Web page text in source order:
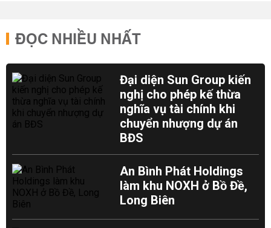
ĐỌC NHIỀU NHẤT
Đại diện Sun Group kiến
nghị cho phép kế thừa
nghĩa vụ tài chính khi
chuyển nhượng dự án
BĐS
An Bình Phát Holdings
làm khu NOXH ở Bồ Đề,
Long Biên